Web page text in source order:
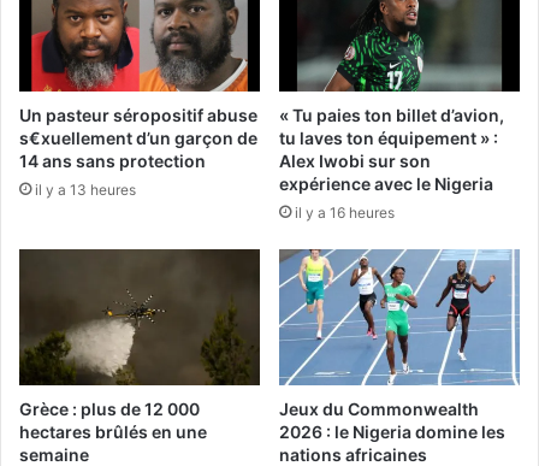
Un pasteur séropositif abuse
s€xuellement d’un garçon de
14 ans sans protection
il y a 13 heures
« Tu paies ton billet d’avion,
tu laves ton équipement » :
Alex Iwobi sur son
expérience avec le Nigeria
il y a 16 heures
Grèce : plus de 12 000
hectares brûlés en une
semaine
Jeux du Commonwealth
2026 : le Nigeria domine les
nations africaines